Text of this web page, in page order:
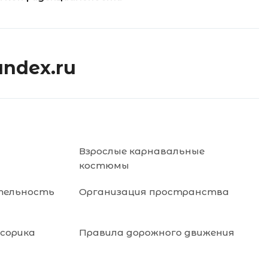
Взрослые карнавальные
костюмы
Организация пространства
Правила дорожного движения